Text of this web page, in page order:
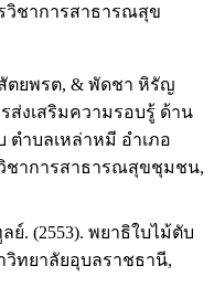
วิชาการสาธารณสุข
ตยพรต, & พัดชา หิรัญ
ส่งเสริมความรอบรู้ ด้าน
ตำบลเหล่าหมี อำเภอ
ชาการสาธารณสุขชุมชน,
. (2553). พยาธิใบไม้ตับ
วิทยาลัยอุบลราชธานี,